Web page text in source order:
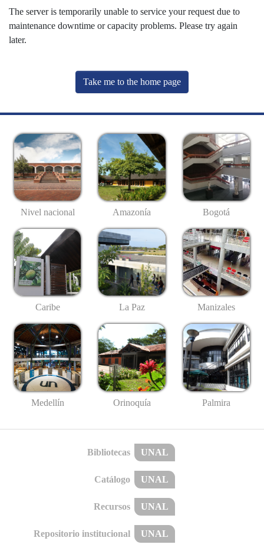
The server is temporarily unable to service your request due to
maintenance downtime or capacity problems. Please try again
later.
Take me to the home page
Nivel nacional Amazonía Bogotá
Caribe La Paz Manizales
Medellín Orinoquía Palmira
Bibliotecas UNAL
Catálogo UNAL
Recursos UNAL
Repositorio institucional UNAL